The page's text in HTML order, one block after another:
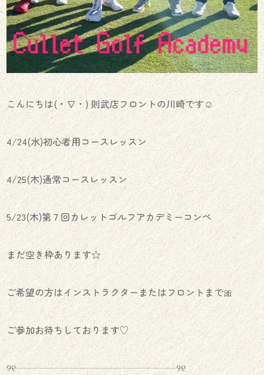
こんにちは(・∇・) 則武店フロントの川崎です☺︎
4/24(水)初心者用コースレッスン
4/25(木)通常コースレッスン
5/23(木)第７回カレットゴルフアカデミーコンペ
まだ空き枠あります☆
ご希望の方はインストラクターまたはフロントまで🎀
ご参加お待ちしております♡
୨୧┈┈┈┈┈┈┈┈┈┈┈┈┈┈┈┈┈୨୧